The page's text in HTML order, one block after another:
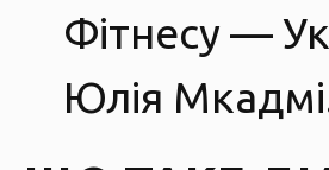
Фітнесу —
Юлія